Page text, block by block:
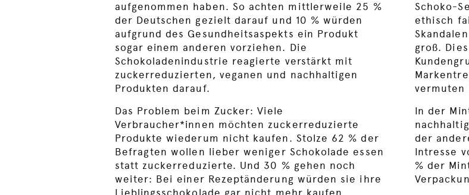
aufgenommen haben. So achten mittlerweile 25 %
der Deutschen gezielt darauf und 10 % würden
aufgrund des Gesundheitsaspekts ein Produkt
sogar einem anderen vorziehen. Die
Schokoladenindustrie reagierte verstärkt mit
zuckerreduzierten, veganen und nachhaltigen
Produkten darauf.
Das Problem beim Zucker: Viele
Verbraucher*innen möchten zuckerreduzierte
Produkte wiederum nicht kaufen. Stolze 62 % der
Befragten wollen lieber weniger Schokolade essen
statt zuckerreduzierte. Und 30 % gehen noch
weiter: Bei einer Rezeptänderung würden sie ihre
Schoko-
ethisch
groß.
vermuten
In der
der
Intresse
% der